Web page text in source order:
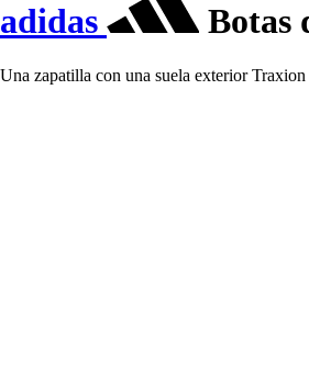
adidas Botas
Una zapatilla con una suela exterior